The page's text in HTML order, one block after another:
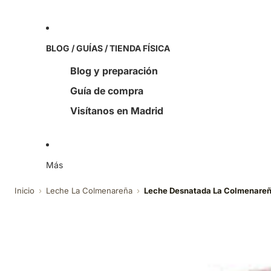
BLOG / GUÍAS / TIENDA FÍSICA
Blog y preparación
Guía de compra
Visítanos en Madrid
Más
Inicio › Leche La Colmenareña › Leche Desnatada La